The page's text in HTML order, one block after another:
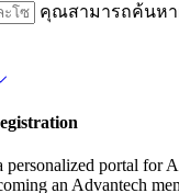
คุณสามารถค้นห
portal for
an Advantech